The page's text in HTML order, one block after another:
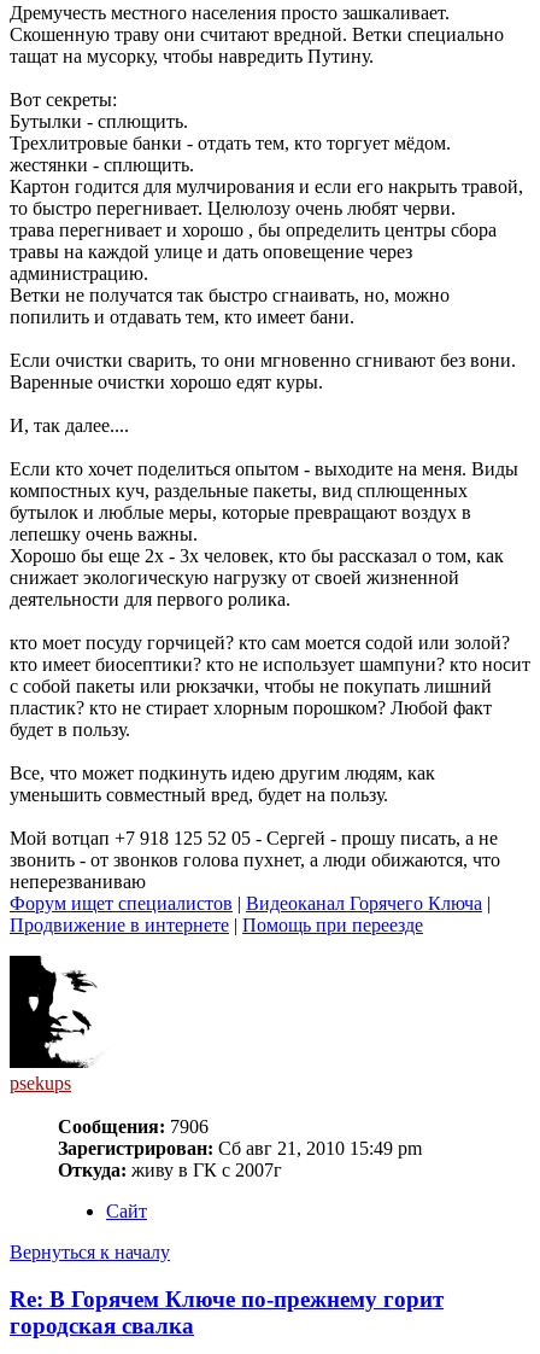
Дремучесть местного населения просто зашкаливает.
Скошенную траву они считают вредной. Ветки специально
тащат на мусорку, чтобы навредить Путину.
Вот секреты:
Бутылки - сплющить.
Трехлитровые банки - отдать тем, кто торгует мёдом.
жестянки - сплющить.
Картон годится для мулчирования и если его накрыть травой,
то быстро перегнивает. Целюлозу очень любят черви.
трава перегнивает и хорошо , бы определить центры сбора
травы на каждой улице и дать оповещение через
администрацию.
Ветки не получатся так быстро сгнаивать, но, можно
попилить и отдавать тем, кто имеет бани.
Если очистки сварить, то они мгновенно сгнивают без вони.
Варенные очистки хорошо едят куры.
И, так далее....
Если кто хочет поделиться опытом - выходите на меня. Виды
компостных куч, раздельные пакеты, вид сплющенных
бутылок и люблые меры, которые превращают воздух в
лепешку очень важны.
Хорошо бы еще 2х - 3х человек, кто бы рассказал о том, как
снижает экологическую нагрузку от своей жизненной
деятельности для первого ролика.
кто моет посуду горчицей? кто сам моется содой или золой?
кто имеет биосептики? кто не использует шампуни? кто носит
с собой пакеты или рюкзачки, чтобы не покупать лишний
пластик? кто не стирает хлорным порошком? Любой факт
будет в пользу.
Все, что может подкинуть идею другим людям, как
уменьшить совместный вред, будет на пользу.
Мой вотцап +7 918 125 52 05 - Сергей - прошу писать, а не
звонить - от звонков голова пухнет, а люди обижаются, что
неперезваниваю
Форум ищет специалистов | Видеоканал Горячего Ключа |
Продвижение в интернете | Помощь при переезде
psekups
Сообщения: 7906
Зарегистрирован: Сб авг 21, 2010 15:49 pm
Откуда: живу в ГК с 2007г
Сайт
Вернуться к началу
Re: В Горячем Ключе по-прежнему горит
городская свалка